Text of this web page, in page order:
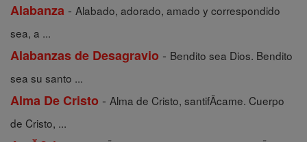
Alabanza - Alabado, adorado, amado y correspondido
sea, a ...
Alabanzas de Desagravio - Bendito sea Dios. Bendito
sea su santo ...
Alma De Cristo - Alma de Cristo, santifÃ­came. Cuerpo
de Cristo, ...